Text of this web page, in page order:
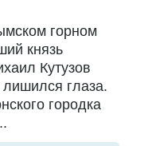
горном
князь
Кутузов
глаза.
городка